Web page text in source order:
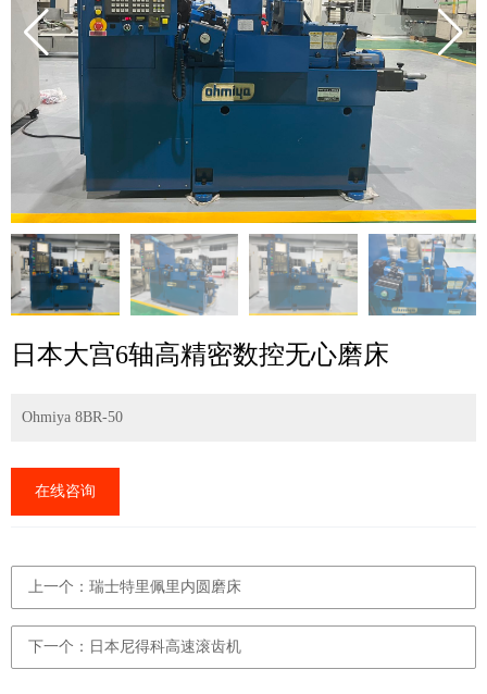
日本大宫6轴高精密数控无心磨床
Ohmiya 8BR-50
在线咨询
上一个：瑞士特里佩里内圆磨床
下一个：日本尼得科高速滚齿机